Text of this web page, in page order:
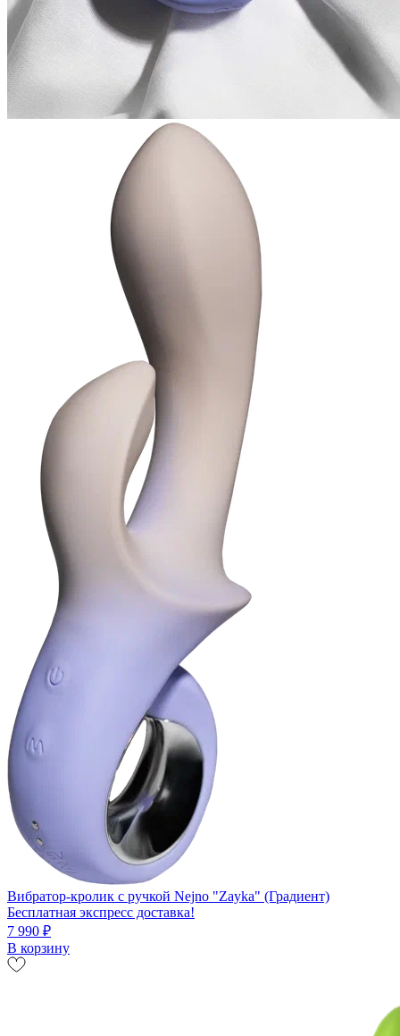
Вибратор-кролик с ручкой Nejno "Zayka" (Градиент)
Бесплатная экспресс доставка!
7 990 ₽
В корзину